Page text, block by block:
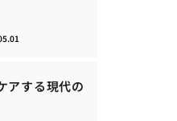
アする現代の